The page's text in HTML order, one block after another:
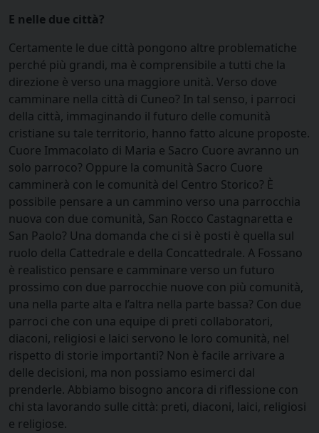
E nelle due città?
Certamente le due città pongono altre problematiche
perché più grandi, ma è comprensibile a tutti che la
direzione è verso una maggiore unità. Verso dove
camminare nella città di Cuneo? In tal senso, i parroci
della città, immaginando il futuro delle comunità
cristiane su tale territorio, hanno fatto alcune proposte.
Cuore Immacolato di Maria e Sacro Cuore avranno un
solo parroco? Oppure la comunità Sacro Cuore
camminerà con le comunità del Centro Storico? È
possibile pensare a un cammino verso una parrocchia
nuova con due comunità, San Rocco Castagnaretta e
San Paolo? Una domanda che ci si è posti è quella sul
ruolo della Cattedrale e della Concattedrale. A Fossano
è realistico pensare e camminare verso un futuro
prossimo con due parrocchie nuove con più comunità,
una nella parte alta e l’altra nella parte bassa? Con due
parroci che con una equipe di preti collaboratori,
diaconi, religiosi e laici servono le loro comunità, nel
rispetto di storie importanti? Non è facile arrivare a
delle decisioni, ma non possiamo esimerci dal
prenderle. Abbiamo bisogno ancora di riflessione con
chi sta lavorando sulle città: preti, diaconi, laici, religiosi
e religiose.